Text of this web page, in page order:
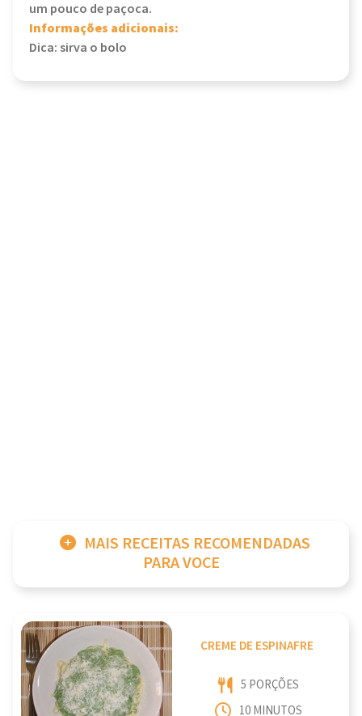
um pouco de paçoca.
Informações adicionais:
Dica: sirva o bolo
MAIS RECEITAS RECOMENDADAS
PARA VOCE
CREME DE ESPINAFRE
5 PORÇÕES
10 MINUTOS